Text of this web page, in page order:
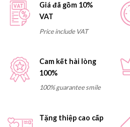
Giá đã gồm 10%
VAT
Price include VAT
Cam kết hài lòng
100%
100% guarantee smile
Tặng thiệp cao cấp